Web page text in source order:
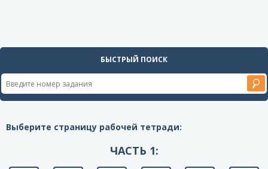
БЫСТРЫЙ ПОИСК
Выберите страницу рабочей тетради:
ЧАСТЬ 1: